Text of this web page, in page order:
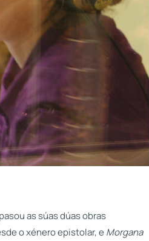
as súas dúas obras
o xénero epistolar, e Morgana